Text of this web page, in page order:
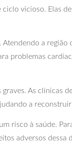
vicioso. Elas
Atendendo a região
problemas
As clínicas
a
risco à saúde.
adversos dessa